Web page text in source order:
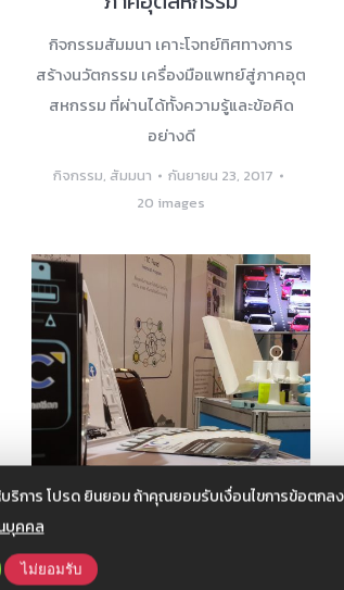
าร โปรด ยินยอม ถ้าคุณยอมรับเงื่อนไขการข้อตกลง
บุคคล
ไม่ยอมรับ
กิจกรรมสัมมนา เคาะโจทย์ทิศทางการ
สร้างนวัตกรรม เครื่องมือแพทย์สู่ภาคอุต
สหกรรม ที่ผ่านได้ทั้งความรู้และข้อคิด
อย่างดี
กิจกรรม, สัมมนา
กันยายน 23, 2017
20 images
ศูนย์ ITC งาน การประชุมวิชาการ